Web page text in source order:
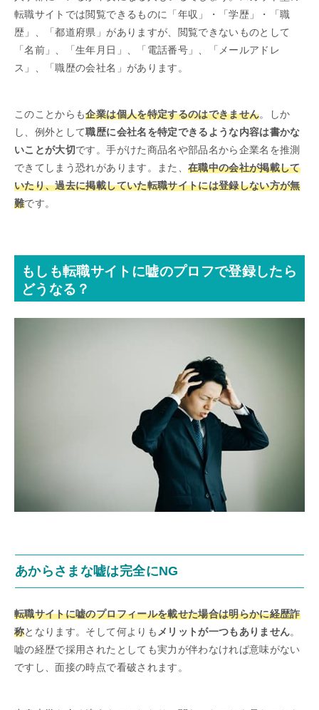
転職サイトでは閲覧できるものに「年収」・「学歴」・「職
歴」、「都道府県」がありますが、閲覧できないものとして
「名前」、「生年月日」、「電話番号」、「メールアドレ
ス」、「職歴の会社名」があります。
このことからも企業は個人を特定するのはできません。しか
し、例外として職歴に会社名を特定できるような内容は書かな
いことが大切です。手がけた商品名や部品名から企業名を推測
できてしまう恐れがあります。また、 在職中の会社が掲載して
いたり、過去に掲載していた転職サイトには登録しない方が無
難です。
もしも転職サイトに嘘のプロフで登録したら
どうなる？
あからさまな嘘は完全にNG
転職サイトに嘘のプロフィールを載せた場合は明らかに経歴詐
称となります。そして何よりも メリットが一つもありません。
嘘の経歴で採用されたとしても実力が伴わなければ意味がない
ですし、面接の時点で看破されます。